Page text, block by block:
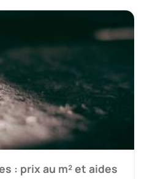
: prix au m² et aides